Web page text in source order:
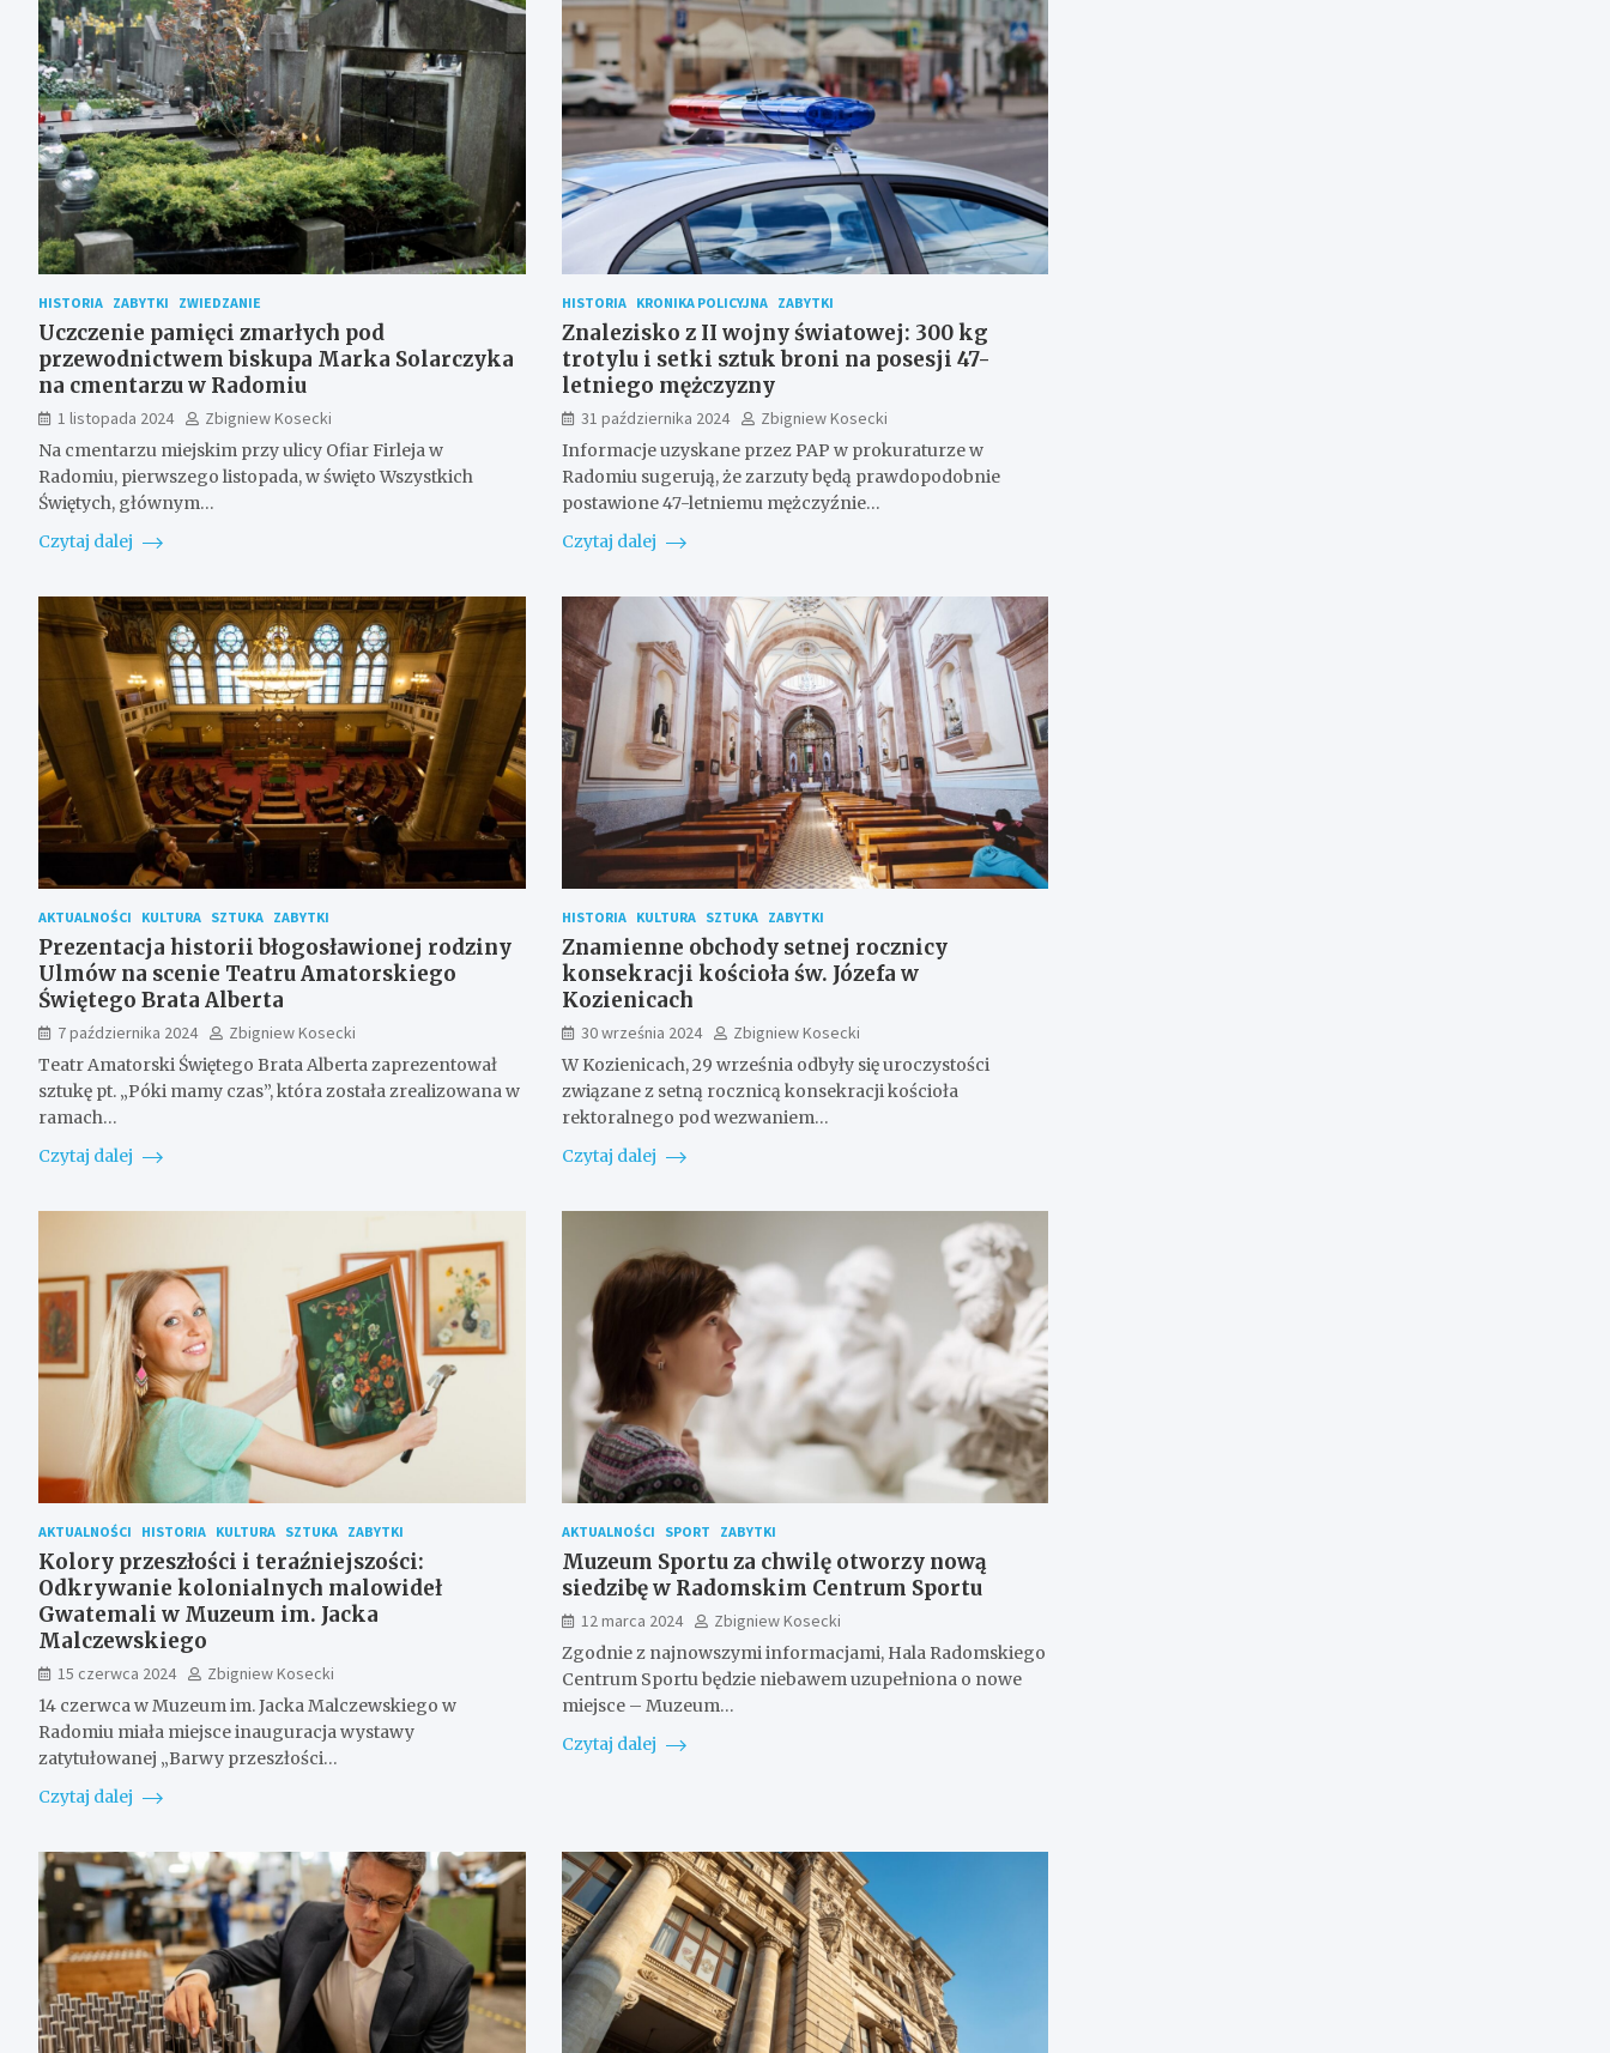
HISTORIA ZABYTKI ZWIEDZANIE
Uczczenie pamięci zmarłych pod
przewodnictwem biskupa Marka Solarczyka
na cmentarzu w Radomiu
1 listopada 2024
Zbigniew Kosecki
Na cmentarzu miejskim przy ulicy Ofiar Firleja w
Radomiu, pierwszego listopada, w święto Wszystkich
Świętych, głównym…
Czytaj dalej
HISTORIA KRONIKA POLICYJNA ZABYTKI
Znalezisko z II wojny światowej: 300 kg
trotylu i setki sztuk broni na posesji 47-
letniego mężczyzny
31 października 2024
Zbigniew Kosecki
Informacje uzyskane przez PAP w prokuraturze w
Radomiu sugerują, że zarzuty będą prawdopodobnie
postawione 47-letniemu mężczyźnie…
Czytaj dalej
AKTUALNOŚCI KULTURA SZTUKA ZABYTKI
Prezentacja historii błogosławionej rodziny
Ulmów na scenie Teatru Amatorskiego
Świętego Brata Alberta
7 października 2024
Zbigniew Kosecki
Teatr Amatorski Świętego Brata Alberta zaprezentował
sztukę pt. „Póki mamy czas”, która została zrealizowana w
ramach…
Czytaj dalej
HISTORIA KULTURA SZTUKA ZABYTKI
Znamienne obchody setnej rocznicy
konsekracji kościoła św. Józefa w
Kozienicach
30 września 2024
Zbigniew Kosecki
W Kozienicach, 29 września odbyły się uroczystości
związane z setną rocznicą konsekracji kościoła
rektoralnego pod wezwaniem…
Czytaj dalej
AKTUALNOŚCI HISTORIA KULTURA SZTUKA ZABYTKI
Kolory przeszłości i teraźniejszości:
Odkrywanie kolonialnych malowideł
Gwatemali w Muzeum im. Jacka
Malczewskiego
15 czerwca 2024
Zbigniew Kosecki
14 czerwca w Muzeum im. Jacka Malczewskiego w
Radomiu miała miejsce inauguracja wystawy
zatytułowanej „Barwy przeszłości…
Czytaj dalej
AKTUALNOŚCI SPORT ZABYTKI
Muzeum Sportu za chwilę otworzy nową
siedzibę w Radomskim Centrum Sportu
12 marca 2024
Zbigniew Kosecki
Zgodnie z najnowszymi informacjami, Hala Radomskiego
Centrum Sportu będzie niebawem uzupełniona o nowe
miejsce – Muzeum…
Czytaj dalej